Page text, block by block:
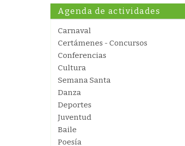
Agenda de actividades
Carnaval
Certámenes - Concursos
Conferencias
Cultura
Semana Santa
Danza
Deportes
Juventud
Baile
Poesía